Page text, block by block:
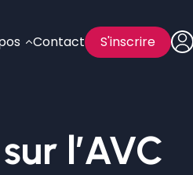
Contact S'inscrire
l’AVC